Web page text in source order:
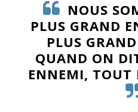
NOUS
PLUS GRAND
PLUS
QUAND ON
ENNEMI, TOUT